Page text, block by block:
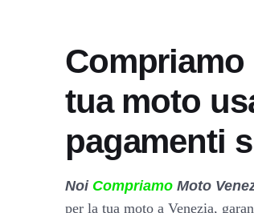
tua moto
pagamenti
Noi Compriamo Moto
per la tua moto a Venezia,